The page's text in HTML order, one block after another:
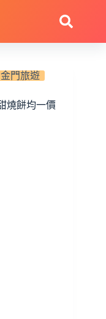
金門旅遊
燒餅均一價